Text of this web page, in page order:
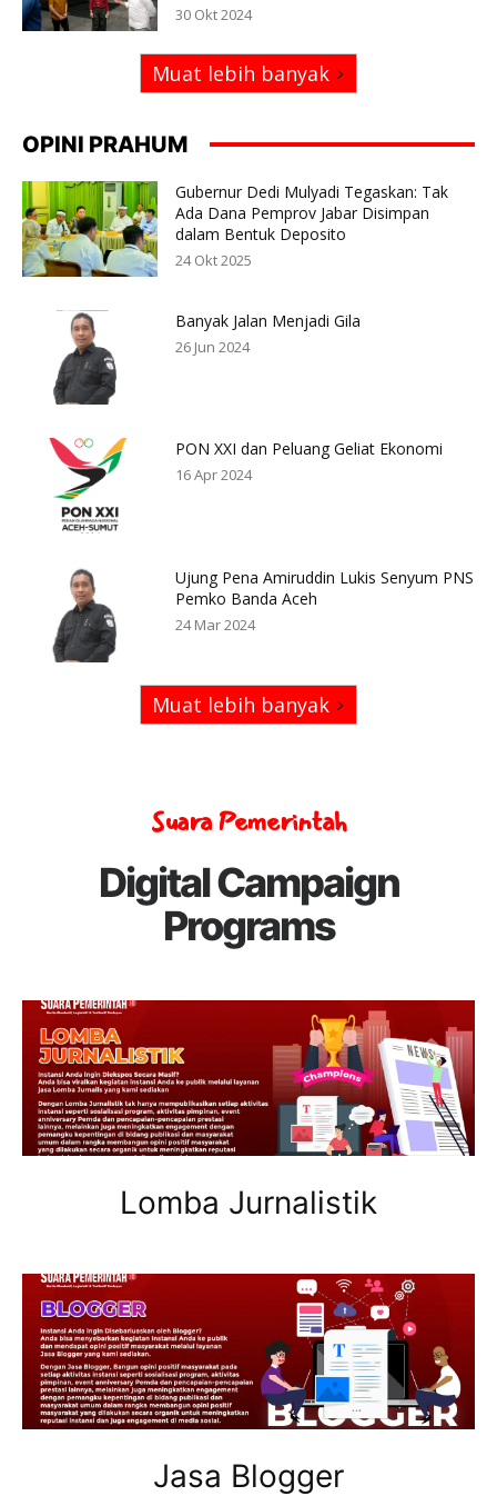
30 Okt 2024
Muat lebih banyak
OPINI PRAHUM
Gubernur Dedi Mulyadi Tegaskan: Tak
Ada Dana Pemprov Jabar Disimpan
dalam Bentuk Deposito
24 Okt 2025
Banyak Jalan Menjadi Gila
26 Jun 2024
PON XXI dan Peluang Geliat Ekonomi
16 Apr 2024
Ujung Pena Amiruddin Lukis Senyum PNS
Pemko Banda Aceh
24 Mar 2024
Muat lebih banyak
Suara Pemerintah
Digital Campaign
Programs
Lomba Jurnalistik
Jasa Blogger